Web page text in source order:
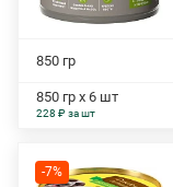
850 гр
850 гр х 6 шт
228 ₽ за шт
-7%